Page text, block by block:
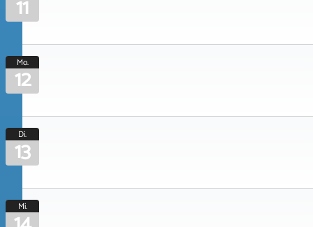
11
Mo.
12
Di.
13
Mi.